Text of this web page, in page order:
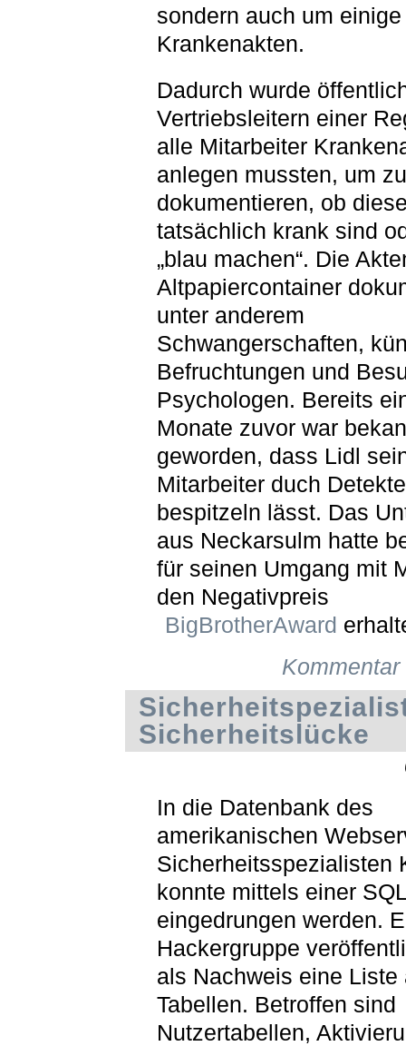
sondern auch um einige
Krankenakten.
Dadurch wurde
Vertriebsleitern einer
alle Mitarbeiter
anlegen mussten, um zu
dokumentieren, ob
tatsächlich krank sind
„blau machen“. Die
Altpapiercontainer
unter anderem
Schwangerschaften,
Befruchtungen und
Psychologen. Bereits
Monate zuvor war
geworden, dass Lidl
Mitarbeiter duch
bespitzeln lässt. Das
aus Neckarsulm hatte
für seinen Umgang mit
den Negativpreis
BigBrotherAward
Sicherheitslücke
In die Datenbank des
amerikanischen
Sicherheitsspezialisten
konnte mittels einer
eingedrungen werden.
Hackergruppe
als Nachweis eine Liste
Tabellen. Betroffen sind
Nutzertabellen,